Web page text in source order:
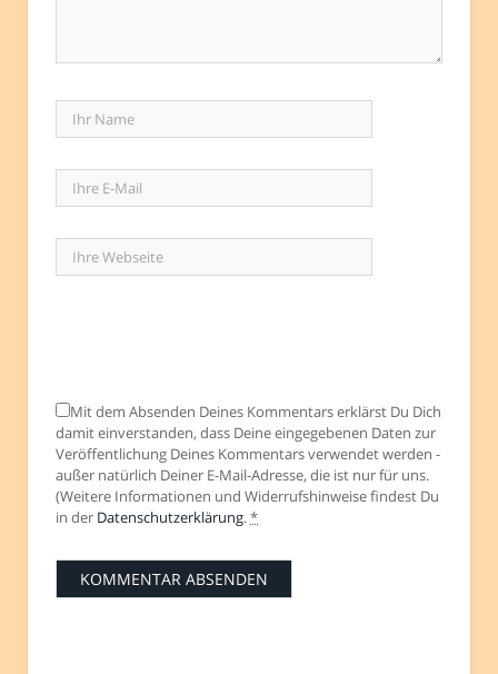
Mit dem Absenden Deines Kommentars erklärst Du Dich
damit einverstanden, dass Deine eingegebenen Daten zur
Veröffentlichung Deines Kommentars verwendet werden -
außer natürlich Deiner E-Mail-Adresse, die ist nur für uns.
(Weitere Informationen und Widerrufshinweise findest Du
in der Datenschutzerklärung.*